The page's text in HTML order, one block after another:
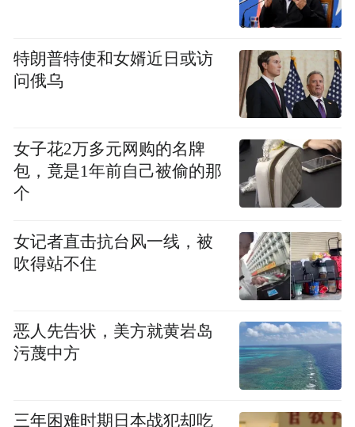
2026年3月，中共中央办公厅、国务院办公厅
联合印发了《关于推进社会工作专业人员队
伍建设的意见》，提出建设一支“专业过硬、
有情怀讲奉献”的社会工作队伍，为社会工作
特朗普特使和女婿近日或访
问俄乌
女子花2万多元网购的名牌
包，竟是1年前自己被偷的那
个
女记者直击抗台风一线，被
吹得站不住
恶人先告状，美方就黄岩岛
污蔑中方
三年困难时期日本战犯却吃